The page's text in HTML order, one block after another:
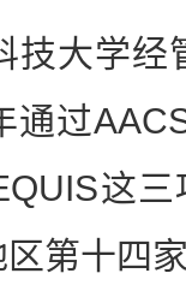
大学经
通过
这
第十四